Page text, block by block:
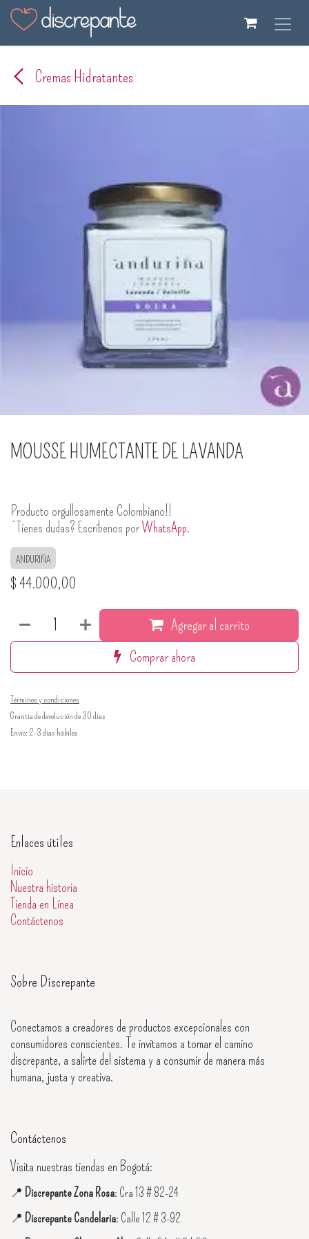
Ir al contenido
Cremas Hidratantes
MOUSSE HUMECTANTE DE LAVANDA
Producto orgullosamente Colombiano!!
¿Tienes dudas? Escríbenos porWhatsApp.
ANDURIÑA
$44.000,00
Agregar al carrito
Comprar ahora
Términos y condiciones
Grantía de devolución de 30 días
Envío: 2-3 días hábiles
Enlaces útiles
Inicio
Nuestra historia
Tienda en Línea
Contáctenos
Sobre Discrepante
Conectamos a creadores de productos excepcionales con
consumidores conscientes. Te invitamos a tomar el camino
discrepante, a salirte del sistema y a consumir de manera más
humana, justa y creativa.
Contáctenos
Visita nuestras tiendas en Bogotá:
📍 Discrepante Zona Rosa: Cra 13 # 82-24
📍 Discrepante Candelaria: Calle 12 # 3-92